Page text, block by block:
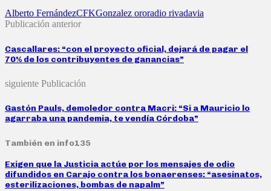
Alberto FernándezCFKGonzalez ororadio rivadavia
Publicación anterior
Cascallares: “con el proyecto oficial, dejará de pagar el
70% de los contribuyentes de ganancias”
siguiente Publicación
Gastón Pauls, demoledor contra Macri: “Si a Mauricio lo
agarraba una pandemia, te vendía Córdoba”
También en info135
Exigen que la Justicia actúe por los mensajes de odio
difundidos en Carajo contra los bonaerenses: “asesinatos,
esterilizaciones, bombas de napalm”